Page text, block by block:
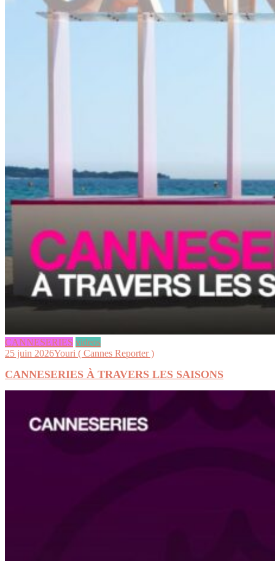
CANNESERIES videos
25 juin 2026Youri ( Cannes Reporter )
CANNESERIES À TRAVERS LES SAISONS